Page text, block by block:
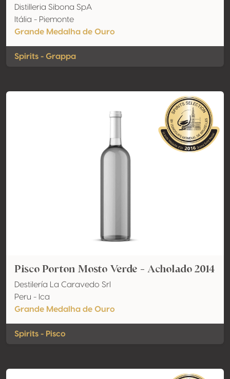
Distilleria Sibona SpA
Itália - Piemonte
Grande Medalha de Ouro
Spirits - Grappa
Pisco Porton Mosto Verde - Acholado 2014
Destilería La Caravedo Srl
Peru - Ica
Grande Medalha de Ouro
Spirits - Pisco